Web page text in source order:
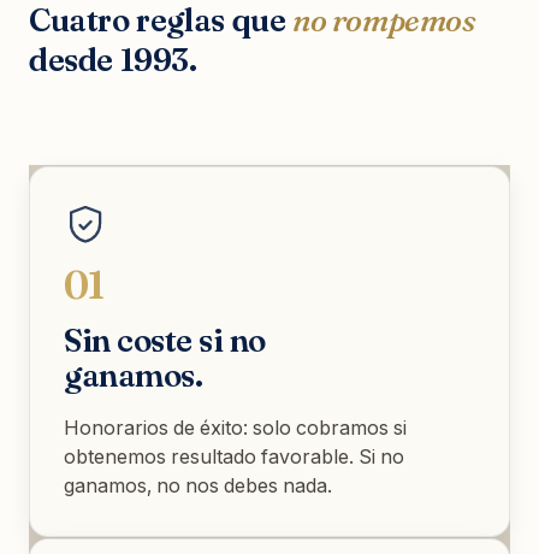
Cuatro reglas que no rompemos
desde 1993.
01
Sin coste si no
ganamos.
Honorarios de éxito: solo cobramos si
obtenemos resultado favorable. Si no
ganamos, no nos debes nada.